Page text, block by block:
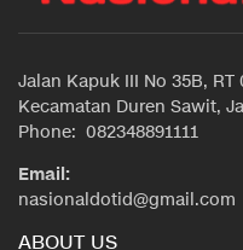
Jalan Kapuk III No 35B,
Kecamatan Duren Sawit,
Phone: 082348891111
Email:
nasionaldotid@gmail.com
ABOUT US